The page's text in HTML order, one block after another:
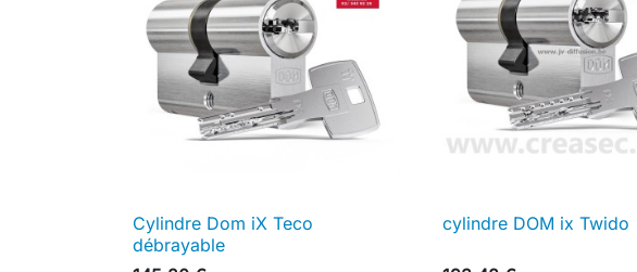
 Aperçu rapide
Cylindre Dom iX Teco
débrayable
 Aperçu rapide
cylindre DOM ix Twido